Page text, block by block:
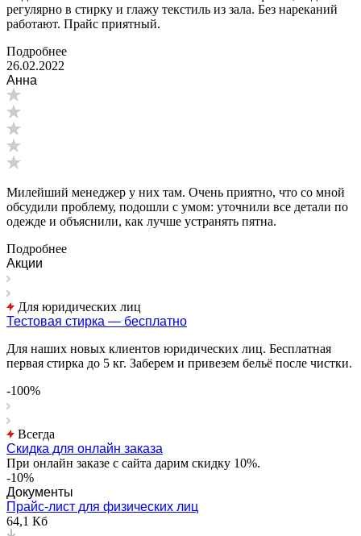
регулярно в стирку и глажу текстиль из зала. Без нареканий
работают. Прайс приятный.
Подробнее
26.02.2022
Анна
Милейший менеджер у них там. Очень приятно, что со мной
обсудили проблему, подошли с умом: уточнили все детали по
одежде и объяснили, как лучше устранять пятна.
Подробнее
Акции
Для юридических лиц
Тестовая стирка — бесплатно
Для наших новых клиентов юридических лиц. Бесплатная
первая стирка до 5 кг. Заберем и привезем бельё после чистки.
-100%
Всегда
Скидка для онлайн заказа
При онлайн заказе с сайта дарим скидку 10%.
-10%
Документы
Прайс-лист для физических лиц
64,1 Кб